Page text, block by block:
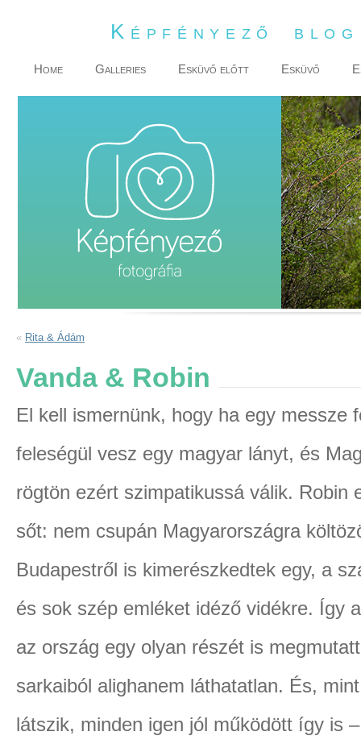
Képfényező
Home Galleries Esküvő előtt Esküvő
« Rita & Ádám
Vanda & Robin
El kell ismernünk, hogy ha egy messze
feleségül vesz egy magyar lányt, és
rögtön ezért szimpatikussá válik. Robin
sőt: nem csupán Magyarországra
Budapestről is kimerészkedtek egy, a
és sok szép emléket idéző vidékre. Így
az ország egy olyan részét is
sarkaiból alighanem láthatatlan. És,
látszik, minden igen jól működött így is